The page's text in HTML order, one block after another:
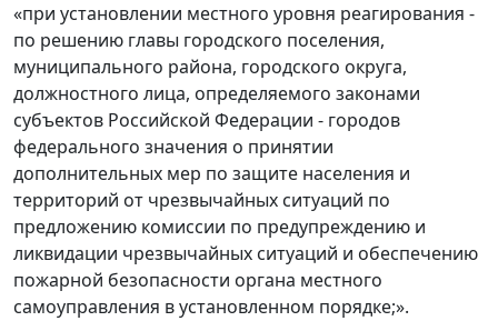
«при установлении местного уровня реагирования -
по решению главы городского поселения,
муниципального района, городского округа,
должностного лица, определяемого законами
субъектов Российской Федерации - городов
федерального значения о принятии
дополнительных мер по защите населения и
территорий от чрезвычайных ситуаций по
предложению комиссии по предупреждению и
ликвидации чрезвычайных ситуаций и обеспечению
пожарной безопасности органа местного
самоуправления в установленном порядке;».